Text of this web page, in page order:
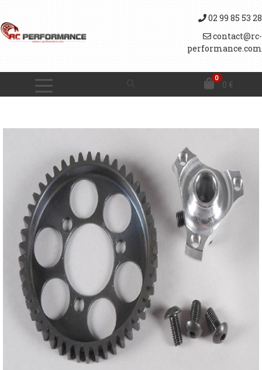
02 99 85 53 28
contact@rc-
performance.com
0
0 €